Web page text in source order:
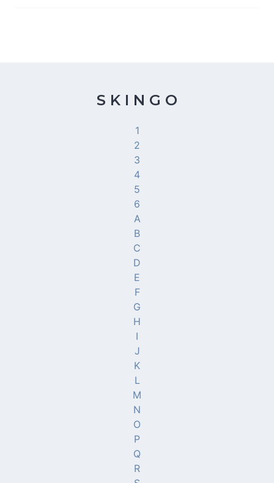
S K I N G O
1
2
3
4
5
6
A
B
C
D
E
F
G
H
I
J
K
L
M
N
O
P
Q
R